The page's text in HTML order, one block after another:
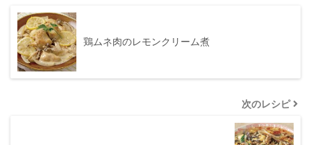
鶏ムネ肉のレモンクリーム煮
次のレシピ